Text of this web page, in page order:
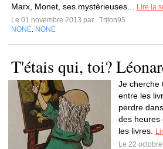
Marx, Monet, ses mystèrieuses...
Lire la
Le 01 novembre 2013 par
Triton95
NONE NONE
T'étais qui, toi?
Je cherche
entre les
perdre
des heures
les livres.
Le 22